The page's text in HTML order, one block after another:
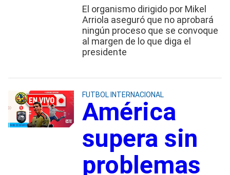
El organismo dirigido por Mikel
Arriola aseguró que no aprobará
ningún proceso que se convoque
al margen de lo que diga el
presidente
FUTBOL INTERNACIONAL
América
supera sin
problemas